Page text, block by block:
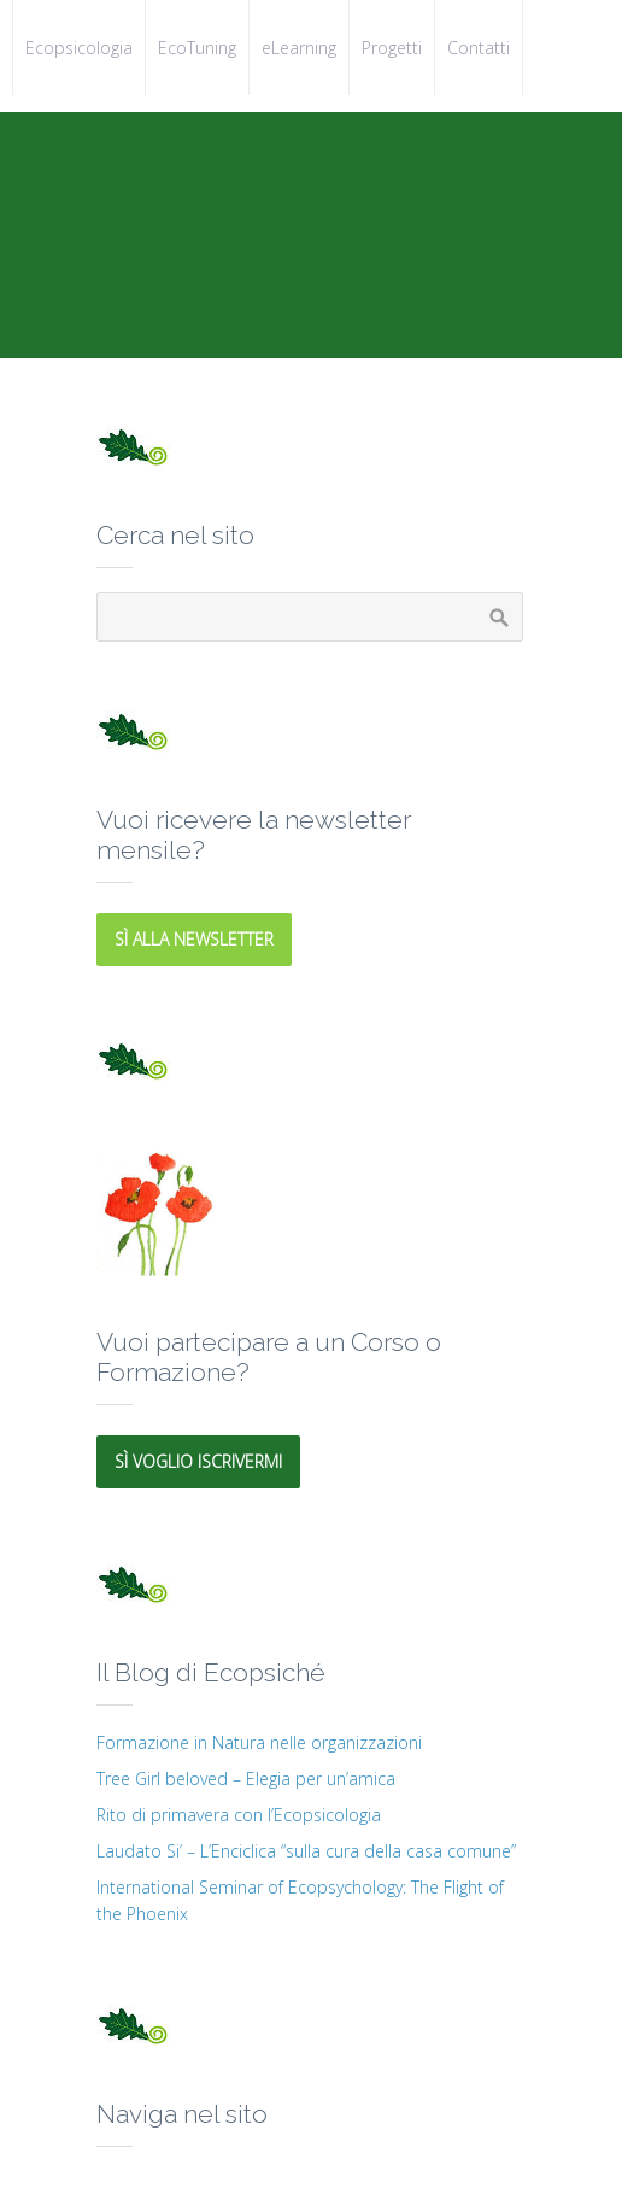
Ecopsicologia EcoTuning eLearning Progetti Contatti
Cerca nel sito
Vuoi ricevere la newsletter
mensile?
SÌ ALLA NEWSLETTER
Vuoi partecipare a un Corso o
Formazione?
SÌ VOGLIO ISCRIVERMI
Il Blog di Ecopsiché
Formazione in Natura nelle organizzazioni
Tree Girl beloved – Elegia per un’amica
Rito di primavera con l’Ecopsicologia
Laudato Si’ – L’Enciclica “sulla cura della casa comune”
International Seminar of Ecopsychology: The Flight of
the Phoenix
Naviga nel sito